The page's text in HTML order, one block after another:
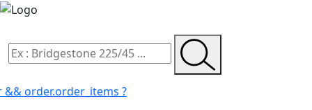
order.order_items ?